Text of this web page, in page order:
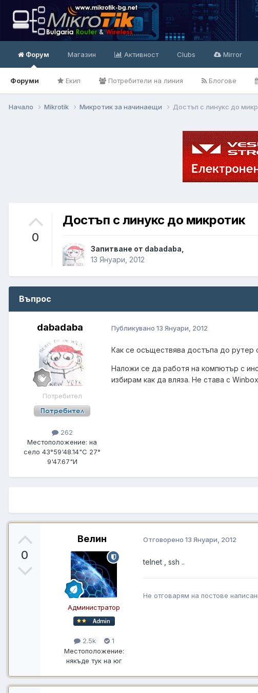
Форум
Форуми Екип Потребители на линия Блогове
Магазин Активност Clubs Mirror
Начало Mikrotik Микротик за начинаещи Достъп с линукс до
0
Достъп с линукс до микротик
Запитване от dabadaba,
13 Януари, 2012
Въпрос
dabadaba
Потребител
262
Местоположение: на
село 43°59'48.14"С 27°
9'47.67"И
Публикувано 13 Януари, 2012
Как се осъществява достъпа до рутер
Наложи се да работя на компютър с
избирам как да вляза. Не става с
0
Велин
Администратор
2.5k
1
Местоположение:
някъде тук на юг
Отговорено 13 Януари, 2012
telnet , ssh ..
Не отговарям на постове